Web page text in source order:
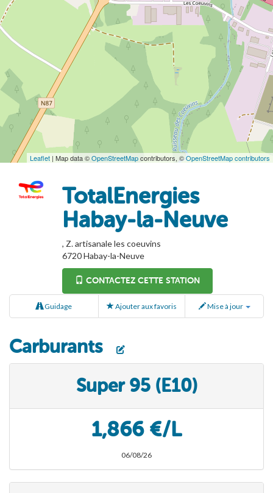
Leaflet | Map data ©OpenStreetMapcontributors, ©OpenStreetMap contributors
TotalEnergies
Habay-la-Neuve
, Z. artisanale les coeuvins
6720Habay-la-Neuve
CONTACTEZ CETTE STATION
Guidage Ajouter aux favoris Mise à jour
Carburants
Super 95 (E10)
1,866 €/L
06/08/26